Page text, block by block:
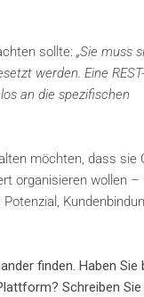
sollte: „Sie muss
werden. Eine REST-
an die spezifischen
möchten, dass sie
organisieren wollen –
finden. Haben Sie
Schreiben